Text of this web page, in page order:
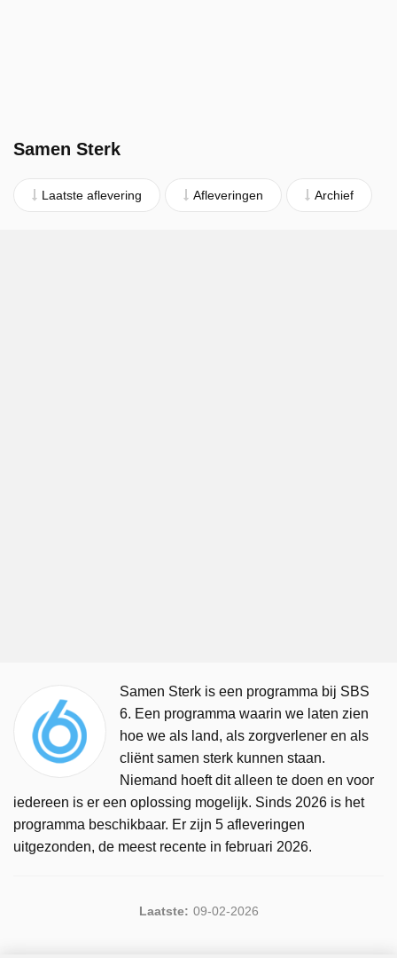
Samen Sterk
Laatste aflevering Afleveringen Archief
Samen Sterk is een programma bij SBS
6. Een programma waarin we laten zien
hoe we als land, als zorgverlener en als
cliënt samen sterk kunnen staan.
Niemand hoeft dit alleen te doen en voor
iedereen is er een oplossing mogelijk. Sinds 2026 is het
programma beschikbaar. Er zijn 5 afleveringen
uitgezonden, de meest recente in februari 2026.
Laatste: 09-02-2026